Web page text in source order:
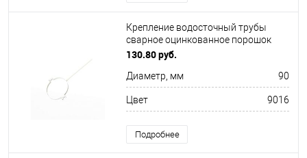
Крепление водосточный трубы
сварное оцинкованное порошок
ф120х10х250мм RAL 9016
130.80 руб.
Диаметр, мм 90
Цвет 9016
Подробнее